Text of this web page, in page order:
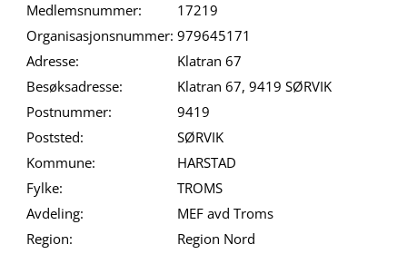
Medlemsnummer:
17219
Organisasjonsnummer: 979645171
Adresse:
Klatran 67
Besøksadresse:
Klatran 67, 9419 SØRVIK
Postnummer:
9419
Poststed:
SØRVIK
Kommune:
HARSTAD
Fylke:
TROMS
Avdeling:
MEF avd Troms
Region:
Region Nord